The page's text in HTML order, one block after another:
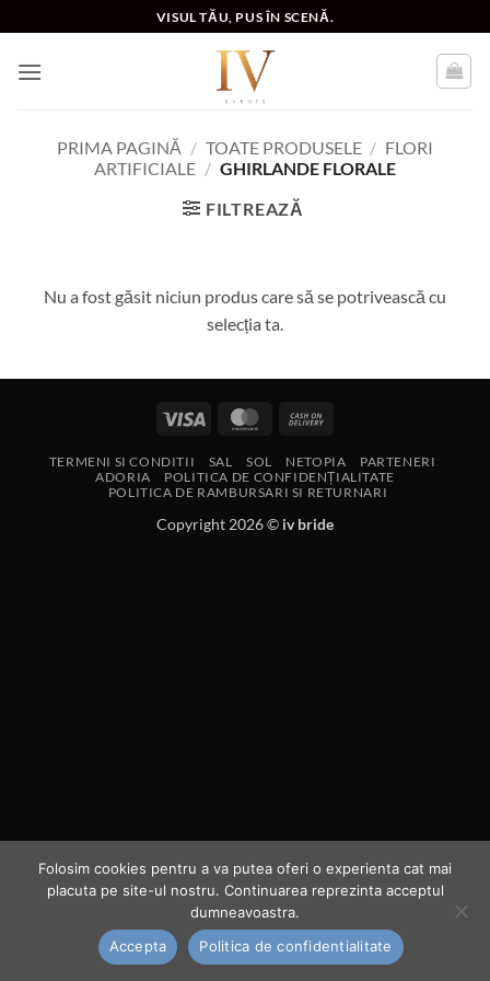
to
content
VISUL TĂU, PUS ÎN SCENĂ.
PRIMA PAGINĂ / TOATE PRODUSELE / FLORI
ARTIFICIALE / GHIRLANDE FLORALE
FILTREAZĂ
Nu a fost găsit niciun produs care să se potrivească cu
selecția ta.
Visa MasterCard
Delivery
TERMENI SI CONDITII SAL SOL NETOPIA
PARTENERI
ADORIA
POLITICA DE CONFIDENȚIALITATE
POLITICA DE RAMBURSARI SI RETURNARI
Copyright 2026 © iv bride
Folosim cookies pentru a va putea oferi o experienta cat mai
placuta pe site-ul nostru. Continuarea reprezinta acceptul
dumneavoastra.
Accepta
Politica de confidentialitate